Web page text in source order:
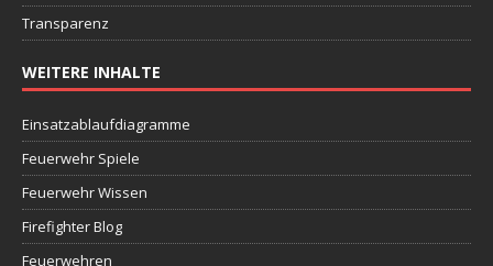
Transparenz
WEITERE INHALTE
Einsatzablaufdiagramme
Feuerwehr Spiele
Feuerwehr Wissen
Firefighter Blog
Feuerwehren